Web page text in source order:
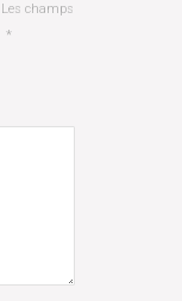
Les champs
*